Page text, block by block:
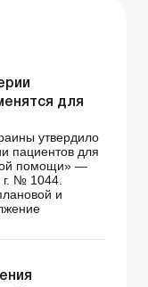
для
утвердило
пациентов для
помощи» —
№ 1044.
и